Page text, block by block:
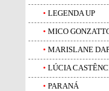
• LEGENDA UP
• MICO
• MARISLANE
• LÚCIA
• PARANÁ